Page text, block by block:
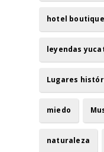
hotel boutique
leyendas
Lugares
miedo
naturaleza